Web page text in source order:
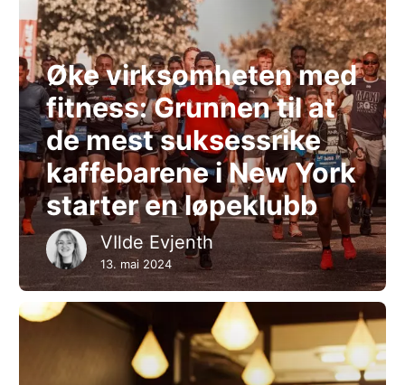
Øke virksomheten med
fitness: Grunnen til at
de mest suksessrike
kaffebarene i New York
starter en løpeklubb
VIlde Evjenth
13. mai 2024